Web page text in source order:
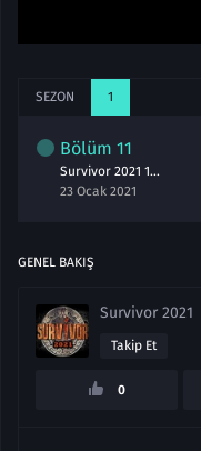
SEZON 1
Bölüm 11
Survivor 2021 11.Bölüm izle 23 Ocak
23 Ocak 2021
GENEL BAKIŞ
Survivor 2021
Takip Et
0